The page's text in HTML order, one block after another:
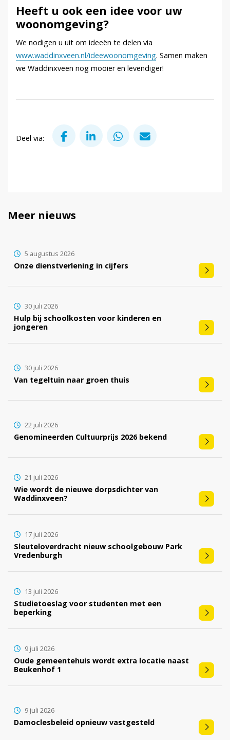
Heeft u ook een idee voor uw
woonomgeving?
We nodigen u uit om ideeën te delen via
www.waddinxveen.nl/ideewoonomgeving. Samen maken
we Waddinxveen nog mooier en levendiger!
Deel via:
Deel via Facebook
Deel via LinkedInDeel via WhatsApp
Meer nieuws
Onze dienstverlening in cijfers
5 augustus 2026
Hulp bij schoolkosten voor kinderen en
jongeren
30 juli 2026
Van tegeltuin naar groen thuis
30 juli 2026
Genomineerden Cultuurprijs 2026 bekend
22 juli 2026
Wie wordt de nieuwe dorpsdichter van
Waddinxveen?
21 juli 2026
Sleuteloverdracht nieuw schoolgebouw Park
Vredenburgh
17 juli 2026
Studietoeslag voor studenten met een
beperking
13 juli 2026
Oude gemeentehuis wordt extra locatie naast
Beukenhof 1
9 juli 2026
Damoclesbeleid opnieuw vastgesteld
9 juli 2026